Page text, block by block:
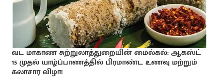
வட மாகாண சுற்றுலாத்துறையின் மைல்கல்: ஆகஸ்ட்
15 முதல் யாழ்ப்பாணத்தில் பிரமாண்ட உணவு மற்றும்
கலாசார விழா!